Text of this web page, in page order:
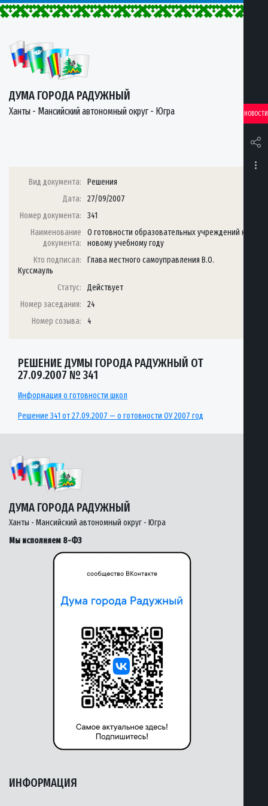
ДУМА ГОРОДА РАДУЖНЫЙ
Ханты - Мансийский автономный округ - Югра НОВОСТИ
Вид документа:
Решения
Дата:
27/09/2007
Номер документа:
341
Наименование
документа:
О готовности образовательных учреждений к
новому учебному году
Кто подписал:
Глава местного самоуправления В.О.
Куссмауль
Статус:
Действует
Номер заседания:
24
Номер созыва:
4
РЕШЕНИЕ ДУМЫ ГОРОДА РАДУЖНЫЙ ОТ
27.09.2007 № 341
Информация о готовности школ
Решение 341 от 27.09.2007 — о готовности ОУ 2007 год
ДУМА ГОРОДА РАДУЖНЫЙ
Ханты - Мансийский автономный округ - Югра
Мы исполняем 8-ФЗ
ИНФОРМАЦИЯ